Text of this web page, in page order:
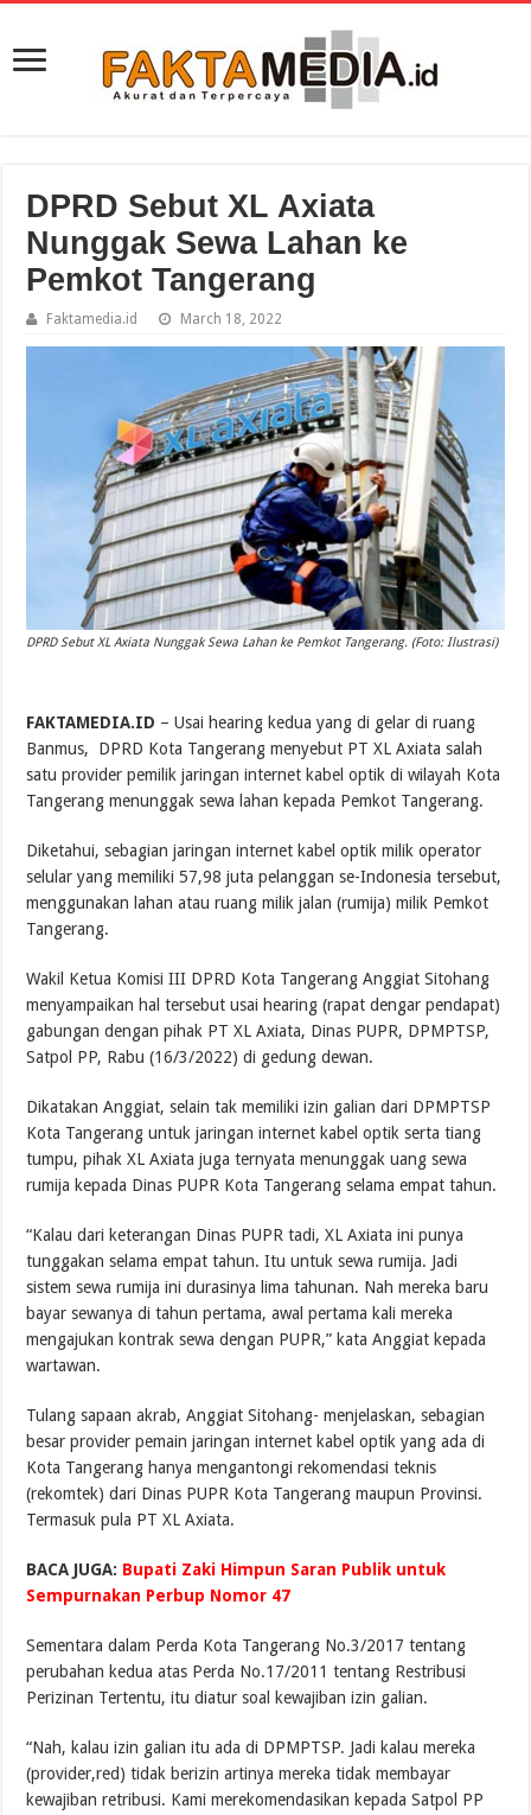
DPRD Sebut XL Axiata
Nunggak Sewa Lahan ke
Pemkot Tangerang
Faktamedia.id March 18, 2022
DPRD Sebut XL Axiata Nunggak Sewa Lahan ke Pemkot Tangerang. (Foto: Ilustrasi)
FAKTAMEDIA.ID – Usai hearing kedua yang di gelar di ruang
Banmus, DPRD Kota Tangerang menyebut PT XL Axiata salah
satu provider pemilik jaringan internet kabel optik di wilayah Kota
Tangerang menunggak sewa lahan kepada Pemkot Tangerang.
Diketahui, sebagian jaringan internet kabel optik milik operator
selular yang memiliki 57,98 juta pelanggan se-Indonesia tersebut,
menggunakan lahan atau ruang milik jalan (rumija) milik Pemkot
Tangerang.
Wakil Ketua Komisi III DPRD Kota Tangerang Anggiat Sitohang
menyampaikan hal tersebut usai hearing (rapat dengar pendapat)
gabungan dengan pihak PT XL Axiata, Dinas PUPR, DPMPTSP,
Satpol PP, Rabu (16/3/2022) di gedung dewan.
Dikatakan Anggiat, selain tak memiliki izin galian dari DPMPTSP
Kota Tangerang untuk jaringan internet kabel optik serta tiang
tumpu, pihak XL Axiata juga ternyata menunggak uang sewa
rumija kepada Dinas PUPR Kota Tangerang selama empat tahun.
“Kalau dari keterangan Dinas PUPR tadi, XL Axiata ini punya
tunggakan selama empat tahun. Itu untuk sewa rumija. Jadi
sistem sewa rumija ini durasinya lima tahunan. Nah mereka baru
bayar sewanya di tahun pertama, awal pertama kali mereka
mengajukan kontrak sewa dengan PUPR,” kata Anggiat kepada
wartawan.
Tulang sapaan akrab, Anggiat Sitohang- menjelaskan, sebagian
besar provider pemain jaringan internet kabel optik yang ada di
Kota Tangerang hanya mengantongi rekomendasi teknis
(rekomtek) dari Dinas PUPR Kota Tangerang maupun Provinsi.
Termasuk pula PT XL Axiata.
BACA JUGA: Bupati Zaki Himpun Saran Publik untuk
Sempurnakan Perbup Nomor 47
Sementara dalam Perda Kota Tangerang No.3/2017 tentang
perubahan kedua atas Perda No.17/2011 tentang Restribusi
Perizinan Tertentu, itu diatur soal kewajiban izin galian.
“Nah, kalau izin galian itu ada di DPMPTSP. Jadi kalau mereka
(provider,red) tidak berizin artinya mereka tidak membayar
kewajiban retribusi. Kami merekomendasikan kepada Satpol PP